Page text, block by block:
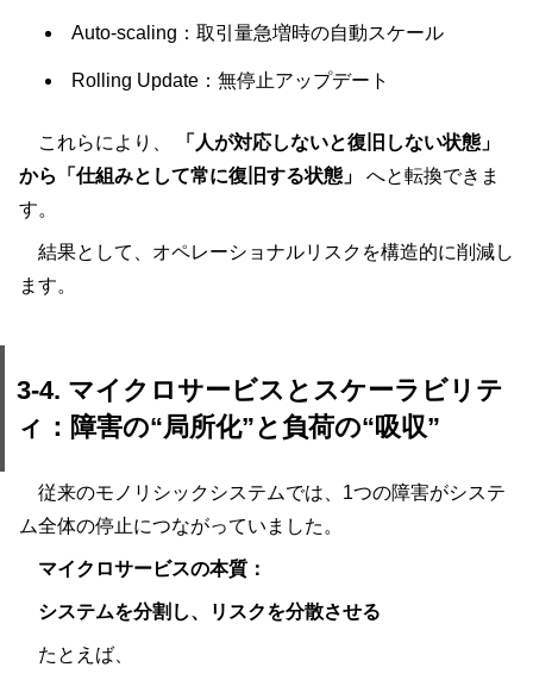
Auto-scaling：取引量急増時の自動スケール
Rolling Update：無停止アップデート
これらにより、
「人が対応しないと復旧しない状態」
から「仕組みとして常に復旧する状態」
へと転換できま
す。
結果として、オペレーショナルリスクを構造的に削減し
ます。
3-4. マイクロサービスとスケーラビリテ
ィ：障害の“局所化”と負荷の“吸収”
従来のモノリシックシステムでは、1つの障害がシステ
ム全体の停止につながっていました。
マイクロサービスの本質：
システムを分割し、リスクを分散させる
たとえば、